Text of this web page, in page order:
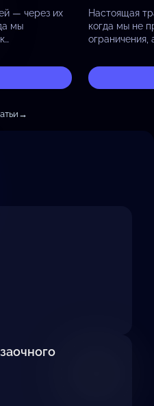
— через их
мы
нас,
Настоящая
когда мы не
пределы
вопроса «Как
→